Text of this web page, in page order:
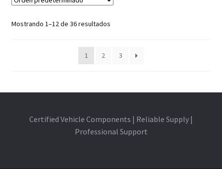
Mostrando 1–12 de 36 resultados
1 2 3
Certified Vehicle Components | Reliable Supply |
Professional Support